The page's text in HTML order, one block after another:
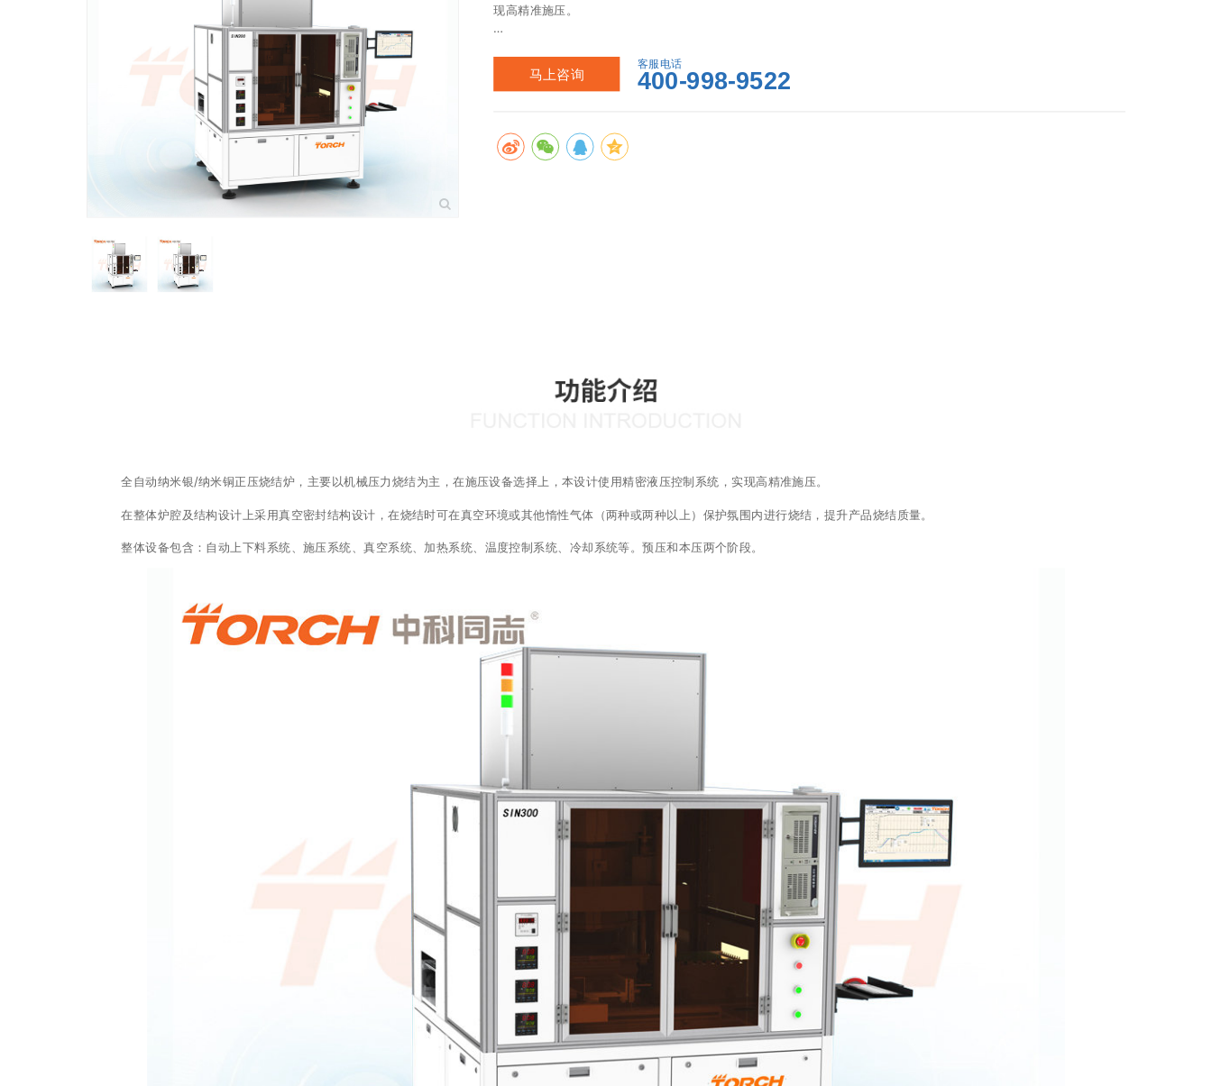
现高精准施压。
内进行烧结，提升产品烧结质量。
马上咨询
客服电话
400-998-9522
全自动纳米银/纳米铜正压烧结炉，主要以机械压力烧结为主，在施压设备选择上，本设计使用精密液压控制系统，实现高精准施压。
在整体炉腔及结构设计上采用真空密封结构设计，在烧结时可在真空环境或其他惰性气体（两种或两种以上）保护氛围内进行烧结，提升产品烧结质量。
整体设备包含：自动上下料系统、施压系统、真空系统、加热系统、温度控制系统、冷却系统等。预压和本压两个阶段。